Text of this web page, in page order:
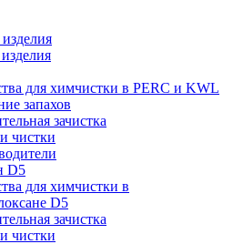
для химчистки в PERC и KWL
запахов
зачистка
чистки
D5
для химчистки в
D5
зачистка
чистки